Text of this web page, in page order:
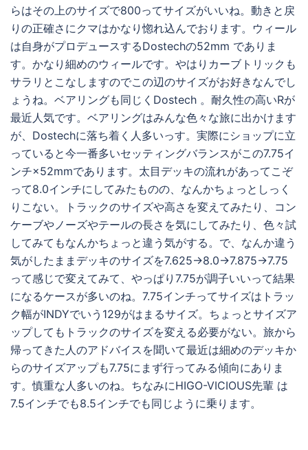
らはその上のサイズで800ってサイズがいいね。動きと戻
りの正確さにクマはかなり惚れ込んでおります。ウィール
は自身がプロデュースするDostechの52mm でありま
す。かなり細めのウィールです。やはりカーブトリックも
サラリとこなしますのでこの辺のサイズがお好きなんでし
ょうね。ベアリングも同じくDostech 。耐久性の高いRが
最近人気です。ベアリングはみんな色々な旅に出かけます
が、Dostechに落ち着く人多いっす。実際にショップに立
っていると今一番多いセッティングバランスがこの7.75イ
ンチ×52mmであります。太目デッキの流れがあってこぞ
って8.0インチにしてみたものの、なんかちょっとしっく
りこない。トラックのサイズや高さを変えてみたり、コン
ケーブやノーズやテールの長さを気にしてみたり、色々試
してみてもなんかちょっと違う気がする。で、なんか違う
気がしたままデッキのサイズを7.625→8.0→7.875→7.75
って感じで変えてみて、やっぱり7.75が調子いいって結果
になるケースが多いのね。7.75インチってサイズはトラッ
ク幅がINDYでいう129がはまるサイズ。ちょっとサイズア
ップしてもトラックのサイズを変える必要がない。旅から
帰ってきた人のアドバイスを聞いて最近は細めのデッキか
らのサイズアップも7.75にまず行ってみる傾向にありま
す。慎重な人多いのね。ちなみにHIGO-VICIOUS先輩 は
7.5インチでも8.5インチでも同じように乗ります。